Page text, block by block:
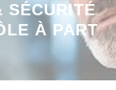
SÉCURITÉ
À PART